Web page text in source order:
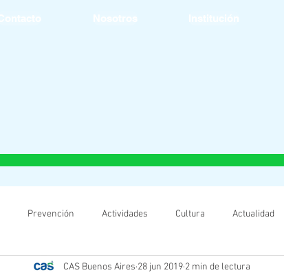
Prevención Actividades Cultura Actualidad
CAS Buenos Aires 28 jun 2019 2 min de lectura